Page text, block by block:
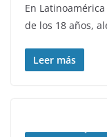
En
de los 18 años,
Leer más